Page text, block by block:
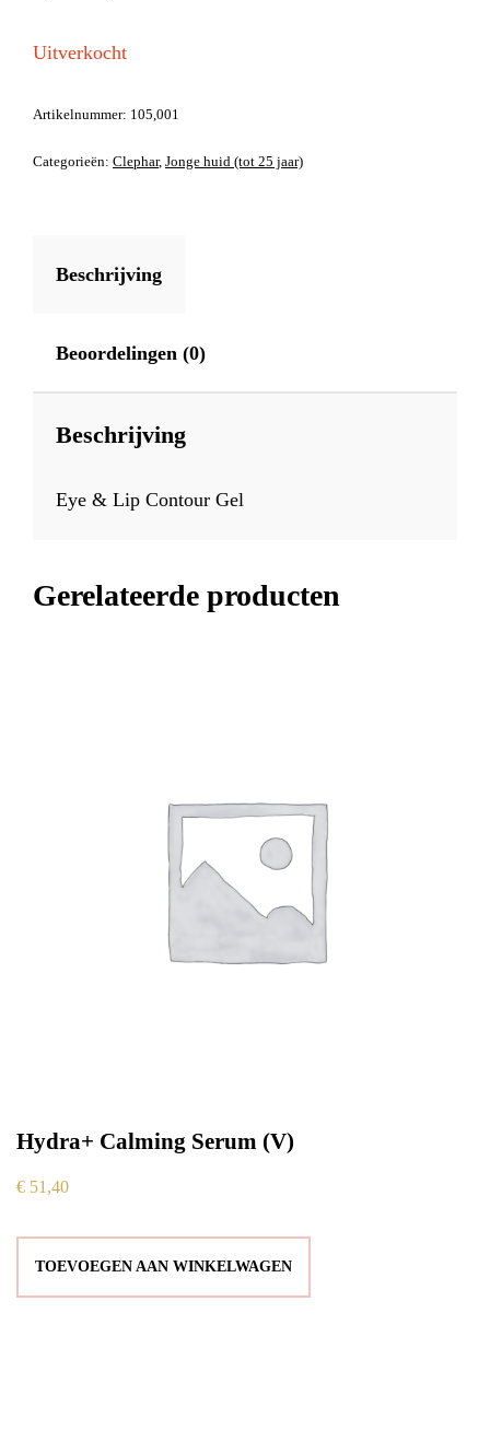
Uitverkocht
Artikelnummer: 105,001
Categorieën: Clephar, Jonge huid (tot 25 jaar)
Beschrijving
Beoordelingen (0)
Beschrijving
Eye & Lip Contour Gel
Gerelateerde producten
Hydra+ Calming Serum (V)
€ 51,40
TOEVOEGEN AAN WINKELWAGEN